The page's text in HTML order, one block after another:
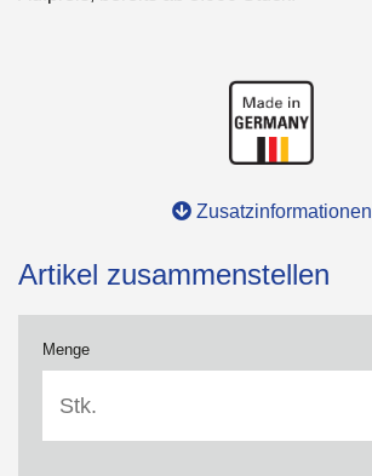
Zusatzinformationen
Artikel zusammenstellen
Menge